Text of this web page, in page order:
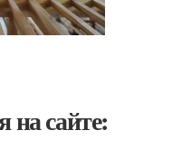
на сайте: